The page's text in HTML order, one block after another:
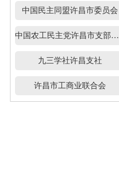
中国民主同盟许昌市委员会
中国农工民主党许昌市支部委员会
九三学社许昌支社
许昌市工商业联合会